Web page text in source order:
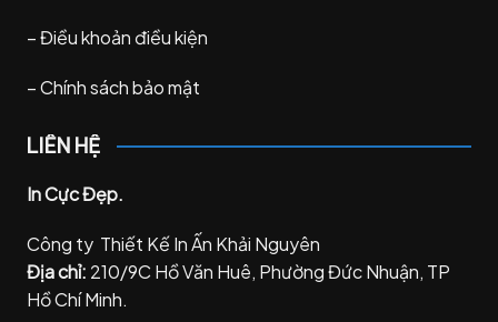
–Điều khoản điều kiện
–Chính sách bảo mật
LIÊN HỆ
In Cực Đẹp.
Công ty Thiết Kế In Ấn Khải Nguyên
Địa chỉ: 210/9C Hồ Văn Huê, Phường Đức Nhuận, TP
Hồ Chí Minh.